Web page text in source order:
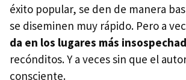
éxito popular, se den de manera
se diseminen muy rápido. Pero a
da en los lugares más
recónditos. Y a veces sin que el
consciente.